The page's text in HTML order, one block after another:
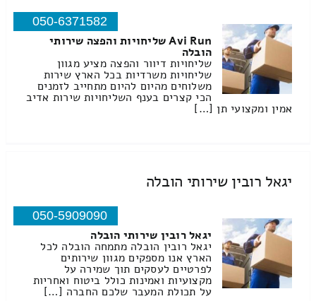
050-6371582
Avi Run שליחויות והפצה שירותי
הובלה
שליחויות דיוור והפצה מציע מגוון
שליחויות משרדיות בכל הארץ שירות
משלוחים מהיום להיום מתחייב לזמנים
הכי קצרים בענף השליחויות שירות אדיב
אמין ומקצועי תן […]
יגאל רובין שירותי הובלה
050-5909090
יגאל רובין שירותי הובלה
יגאל רובין הובלה מתמחה הובלה לכל
הארץ אנו מספקים מגוון שירותים
לפרטיים לעסקים תוך שמירה על
מקצועיות ואמינות כולל ביטוח ואחריות
על תכולת המעבר שלכם החברה […]